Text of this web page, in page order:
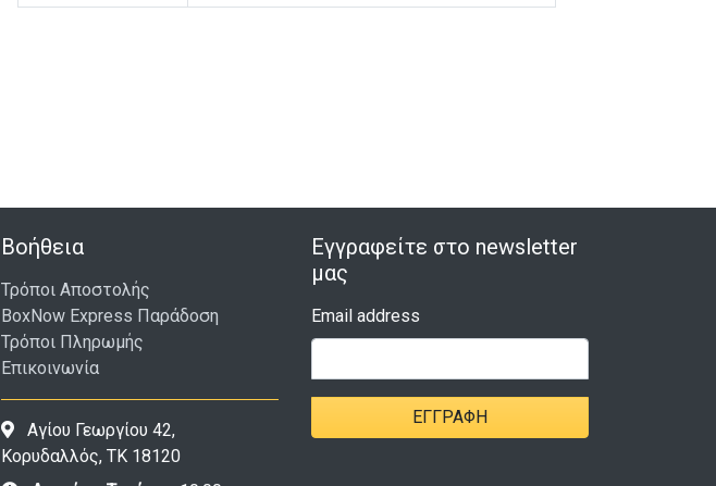
Βοήθεια
Τρόποι Αποστολής
BoxNow Express Παράδοση
Τρόποι Πληρωμής
Επικοινωνία
Αγίου Γεωργίου 42,
Κορυδαλλός, ΤΚ 18120
Εγγραφείτε στο newsletter
μας
Email address
ΕΓΓΡΑΦΉ